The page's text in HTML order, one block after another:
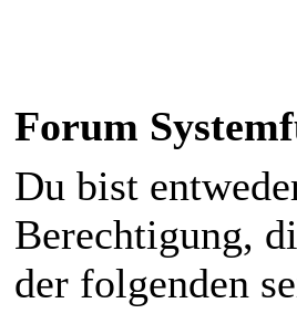
Forum
Du bist
Berechtigung,
der folgenden